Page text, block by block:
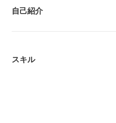
自己紹介
スキル